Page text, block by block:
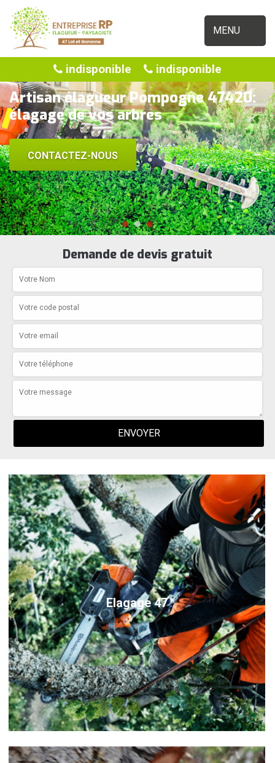
MENU
indisponible indisponible
Artisan élagueur Pompogne 47420:
élagage de vos arbres
CONTACTEZ-NOUS
Demande de devis gratuit
Elagage 47